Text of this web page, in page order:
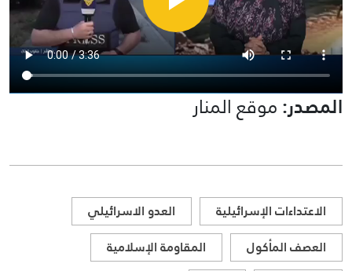
المصدر:موقع المنار
الاعتداءات الإسرائيلية
العدو الاسرائيلي
العصف المأكول
المقاومة الإسلامية